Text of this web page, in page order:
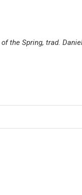
the Spring, trad.